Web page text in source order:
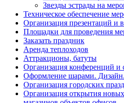
Звезды эстрады на
Техническое обеспечение
Организация презентаций и
Площадки для проведения
Заказать праздник
Аренда теплоходов
Аттракционы, батуты
Организация конференций и
Оформление шарами. Дизайн.
Организация городских
Организация открытия новых